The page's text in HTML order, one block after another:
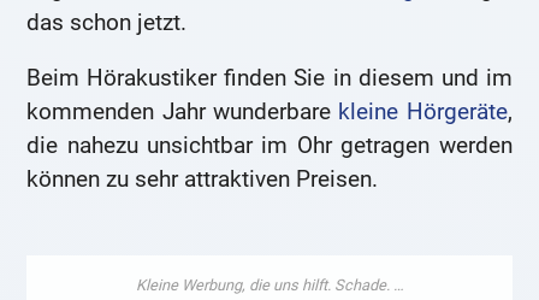
das schon jetzt.
Beim Hörakustiker finden Sie in diesem und im
kommenden Jahr wunderbare kleine Hörgeräte,
die nahezu unsichtbar im Ohr getragen werden
können zu sehr attraktiven Preisen.